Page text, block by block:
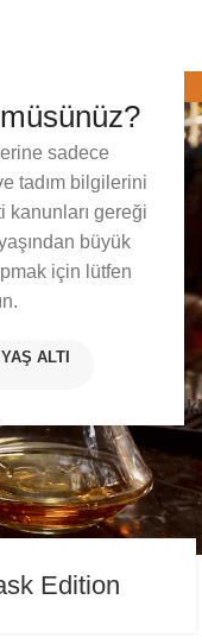
sadece
tadım bilgilerini
kanunları gereği
büyük
için lütfen
ALTI
Blend
dünyasındaki bu
ve üyelere özel
ücretsiz üye olun.
Daha eski
Edition